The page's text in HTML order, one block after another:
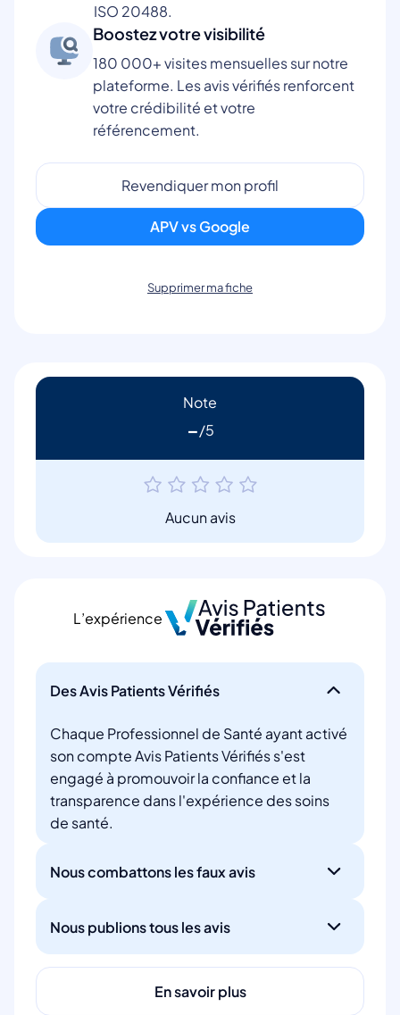
ISO 20488.
Boostez votre visibilité
180 000+ visites mensuelles sur notre
plateforme. Les avis vérifiés renforcent
votre crédibilité et votre
référencement.
Revendiquer mon profil
APV vs Google
Supprimer ma fiche
Note
-
Aucun avis
L’expérience
Des Avis Patients Vérifiés
Chaque Professionnel de Santé ayant activé
son compte Avis Patients Vérifiés s'est
engagé à promouvoir la confiance et la
transparence dans l'expérience des soins
de santé.
Nous combattons les faux avis
Nous publions tous les avis
En savoir plus